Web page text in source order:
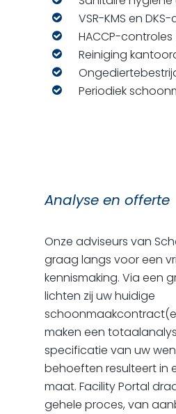
VSR-KMS en
HACCP-
Reiniging
Periodiek
Analyse en offerte
Onze adviseurs van
graag langs voor een
kennismaking. Via een
lichten zij uw huidige
maken een
specificatie van uw
behoeften resulteert in
maat. Facility Portal
gehele proces, van